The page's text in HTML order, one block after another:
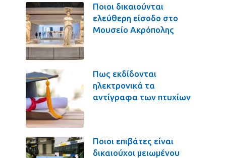
Ποιοι δικαιούνται
ελεύθερη είσοδο στο
Μουσείο Ακρόπολης
Πως εκδίδονται
ηλεκτρονικά τα
αντίγραφα των πτυχίων
Ποιοι επιβάτες είναι
δικαιούχοι μειωμένου